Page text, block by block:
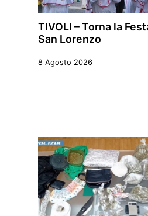
TIVOLI – Torna la
San Lorenzo
8 Agosto 2026